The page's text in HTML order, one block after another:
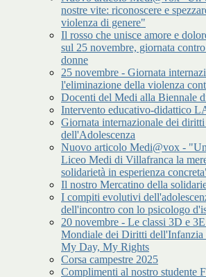
nostre vite: riconoscere e
violenza di genere"
Il rosso che unisce amore e
sul 25 novembre, giornata
donne
25 novembre - Giornata
l'eliminazione della violenza
Docenti del Medi alla Biennale
Intervento educativo-didattico
Giornata internazionale dei
dell'Adolescenza
Nuovo articolo Medi@vox - "Un
Liceo Medi di Villafranca la
solidarietà in esperienza
Il nostro Mercatino della
I compiti evolutivi
dell'incontro con lo psicologo
20 novembre - Le classi 3D e
Mondiale dei Diritti dell'Infanzia
My Day, My Rights
Corsa campestre 2025
Complimenti al nostro studente